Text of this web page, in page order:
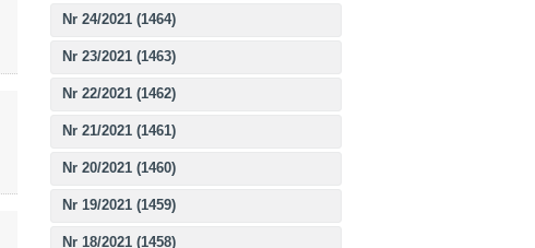
Nr 24/2021 (1464)
Nr 23/2021 (1463)
Nr 22/2021 (1462)
Nr 21/2021 (1461)
Nr 20/2021 (1460)
Nr 19/2021 (1459)
Nr 18/2021 (1458)